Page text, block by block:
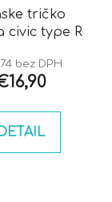
tričko
civic type R
bez DPH